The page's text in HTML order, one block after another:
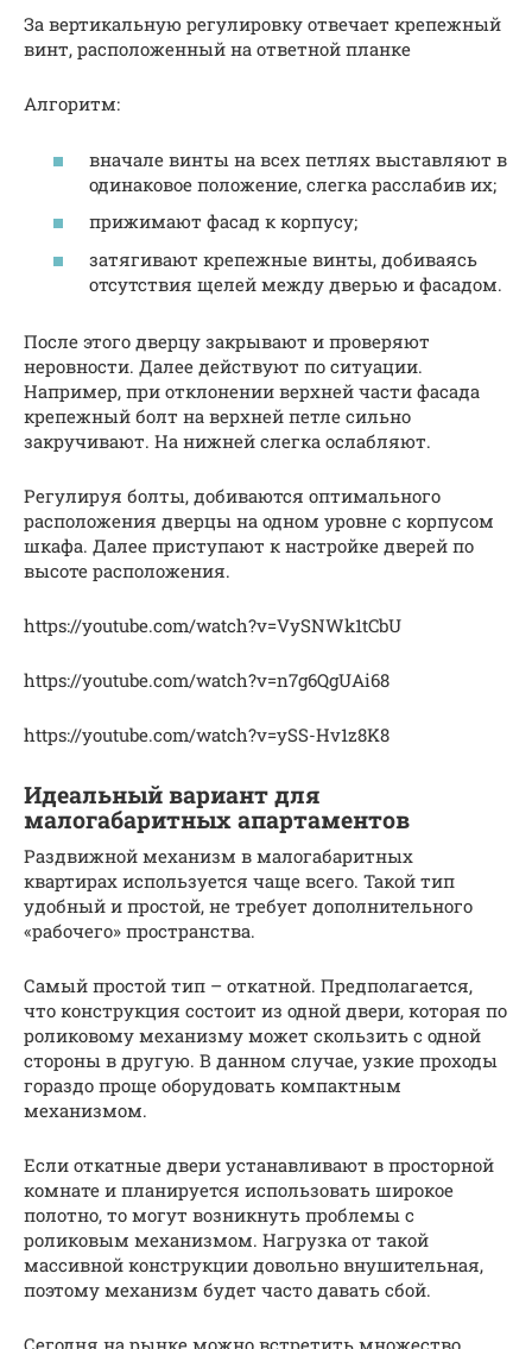
За вертикальную регулировку отвечает крепежный
винт, расположенный на ответной планке
Алгоритм:
вначале винты на всех петлях выставляют в
одинаковое положение, слегка расслабив их;
прижимают фасад к корпусу;
затягивают крепежные винты, добиваясь
отсутствия щелей между дверью и фасадом.
После этого дверцу закрывают и проверяют
неровности. Далее действуют по ситуации.
Например, при отклонении верхней части фасада
крепежный болт на верхней петле сильно
закручивают. На нижней слегка ослабляют.
Регулируя болты, добиваются оптимального
расположения дверцы на одном уровне с корпусом
шкафа. Далее приступают к настройке дверей по
высоте расположения.
https://youtube.com/watch?v=VySNWk1tCbU
https://youtube.com/watch?v=n7g6QgUAi68
https://youtube.com/watch?v=ySS-Hv1z8K8
Идеальный вариант для
малогабаритных апартаментов
Раздвижной механизм в малогабаритных
квартирах используется чаще всего. Такой тип
удобный и простой, не требует дополнительного
«рабочего» пространства.
Самый простой тип – откатной. Предполагается,
что конструкция состоит из одной двери, которая по
роликовому механизму может скользить с одной
стороны в другую. В данном случае, узкие проходы
гораздо проще оборудовать компактным
механизмом.
Если откатные двери устанавливают в просторной
комнате и планируется использовать широкое
полотно, то могут возникнуть проблемы с
роликовым механизмом. Нагрузка от такой
массивной конструкции довольно внушительная,
поэтому механизм будет часто давать сбой.
Сегодня на рынке можно встретить множество